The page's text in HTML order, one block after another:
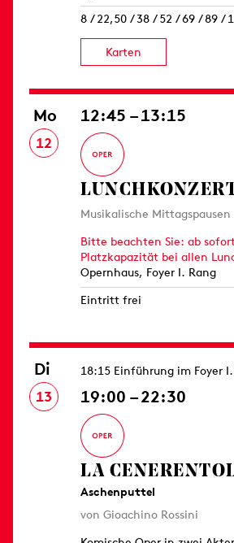
8 / 22,50 / 38 / 52 / 69 / 89 /
Karten
Mo
12
12:45 – 13:15
Musikalische Mittagspausen
Bitte beachten Sie: ab
Platzkapazität bei allen
Opernhaus, Foyer I. Rang
Eintritt frei
Di
13
18:15 Einführung im Foyer
19:00 – 22:30
LA
Aschenputtel
von Gioachino Rossini